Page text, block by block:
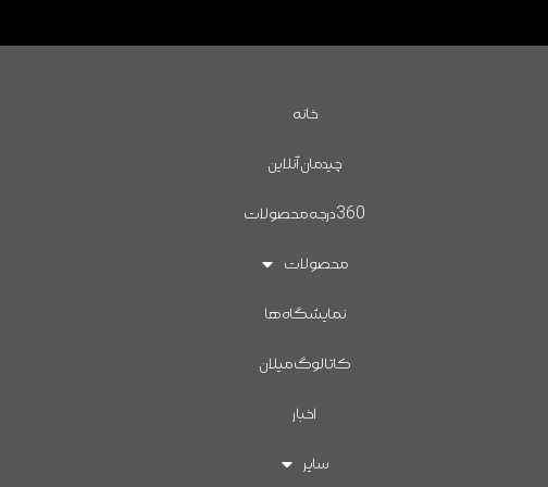
خانه
چیدمان آنلاین
360درجه محصولات
محصولات
نمایشگاه ها
کاتالوگ میلان
اخبار
سایر